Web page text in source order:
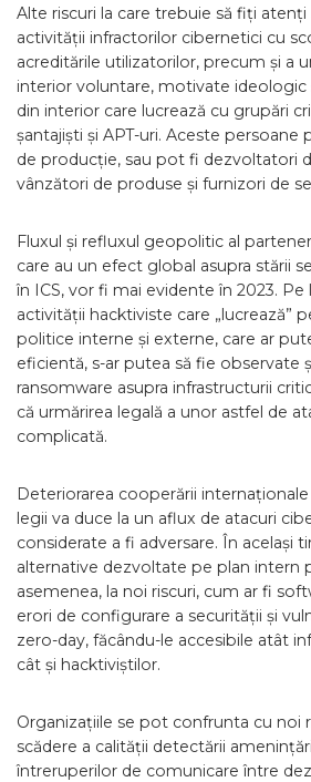
Alte riscuri la care trebuie să fiți
activității infractorilor cibernetici cu
acreditările utilizatorilor, precum și a
interior voluntare, motivate ideologic
din interior care lucrează cu grupări
șantajiști și APT-uri. Aceste persoane
de producție, sau pot fi dezvoltatori
vânzători de produse și furnizori de
Fluxul și refluxul geopolitic al
care au un efect global asupra stării
în ICS, vor fi mai evidente în 2023. Pe
activității hacktiviste care „lucrează”
politice interne și externe, care ar
eficientă, s-ar putea să fie observate
ransomware asupra infrastructurii
că urmărirea legală a unor astfel de
complicată.
Deteriorarea cooperării
legii va duce la un aflux de atacuri
considerate a fi adversare. În același
alternative dezvoltate pe plan intern
asemenea, la noi riscuri, cum ar fi
erori de configurare a securității și
zero-day, făcându-le accesibile atât
cât și hacktiviștilor.
Organizațiile se pot confrunta cu noi
scădere a calității detectării
întreruperilor de comunicare între